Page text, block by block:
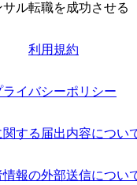
サル転職を成功させる
利用規約
ライバシーポリシー
する届出内容につい
報の外部送信につい